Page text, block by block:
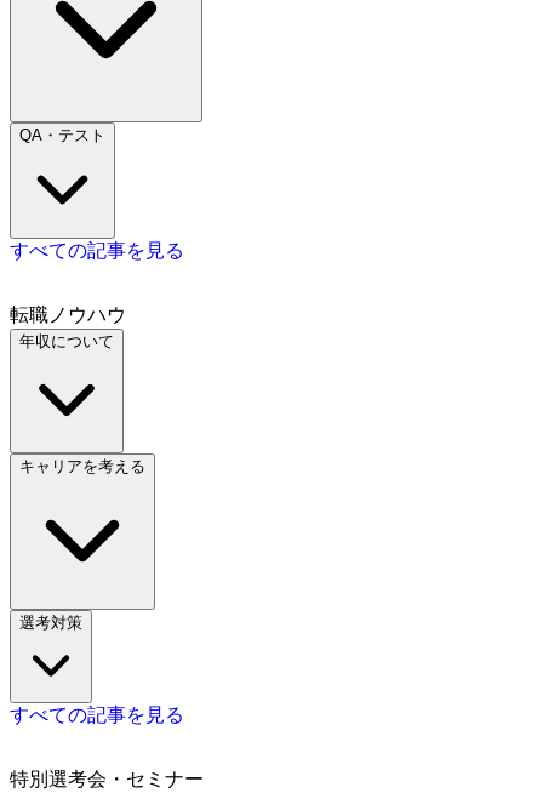
QA・テスト
すべての記事を見る
転職ノウハウ
年収について
キャリアを考える
選考対策
すべての記事を見る
特別選考会・セミナー